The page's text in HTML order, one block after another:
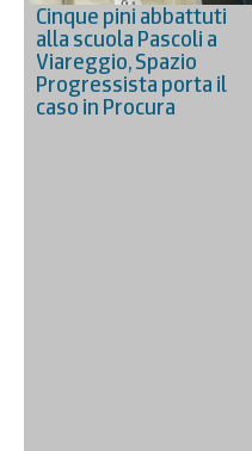
Cinque pini abbattuti
alla scuola Pascoli a
Viareggio, Spazio
Progressista porta il
caso in Procura